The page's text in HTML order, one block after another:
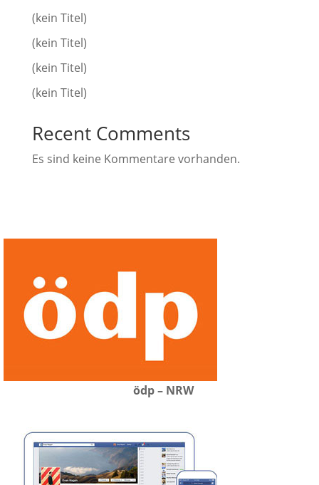
(kein Titel)
(kein Titel)
(kein Titel)
(kein Titel)
Recent Comments
Es sind keine Kommentare vorhanden.
ödp – NRW